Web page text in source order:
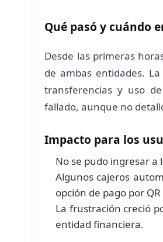
Qué pasó y cuándo
Desde las primeras
de ambas entidades.
transferencias y uso
fallado, aunque no
Impacto para los
No se pudo ingresar a
Algunos cajeros
opción de pago por QR
La frustración creció
entidad financiera.